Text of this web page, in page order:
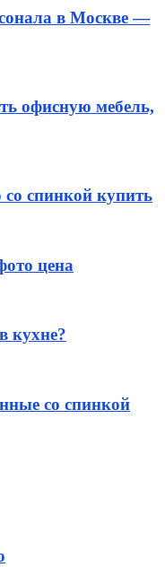
в Москве —
офисную мебель,
спинкой купить
цена
кухне?
со спинкой